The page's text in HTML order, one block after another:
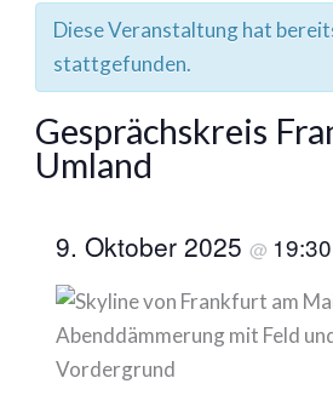
Diese Veranstaltung hat
stattgefunden.
Gesprächskreis
Umland
9. Oktober 2025@